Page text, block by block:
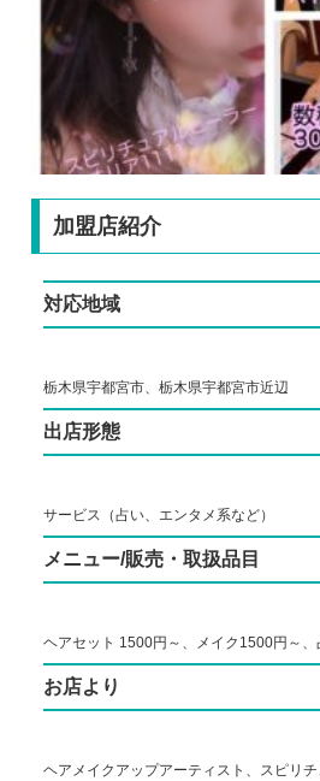
加盟店紹介
対応地域
栃木県宇都宮市、栃木県宇都宮市近辺
出店形態
サービス（占い、エンタメ系など）
メニュー/販売・取扱品目
ヘアセット 1500円～、メイク1500円～、
お店より
ヘアメイクアップアーティスト、スピリ